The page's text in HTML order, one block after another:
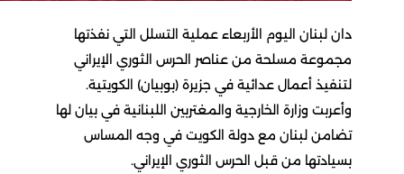
دان لبنان اليوم الأربعاء عملية التسلل التي نفذتها
مجموعة مسلحة من عناصر الحرس الثوري الإيراني
لتنفيذ أعمال عدائية في جزيرة (بوبيان) الكويتية.
وأعربت وزارة الخارجية والمغتربين اللبنانية في بيان لها
تضامن لبنان مع دولة الكويت في وجه المساس
بسيادتها من قبل الحرس الثوري الإيراني.